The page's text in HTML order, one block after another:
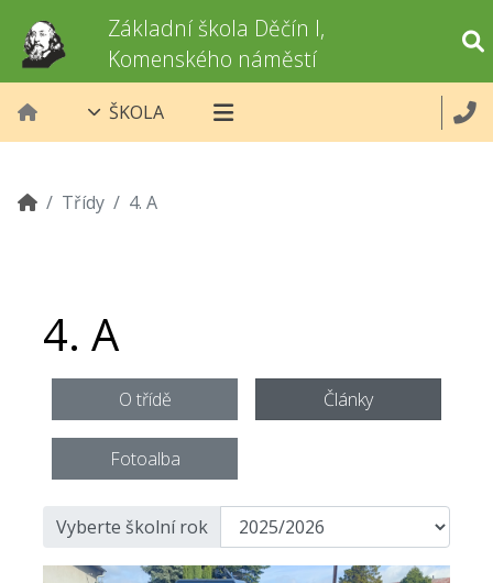
Základní škola Děčín I,
Komenského náměstí
ŠKOLA
Třídy 4. A
4. A
O třídě Články
Fotoalba
Vyberte školní rok